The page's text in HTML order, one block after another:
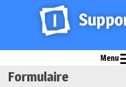
Menu
Formulaire